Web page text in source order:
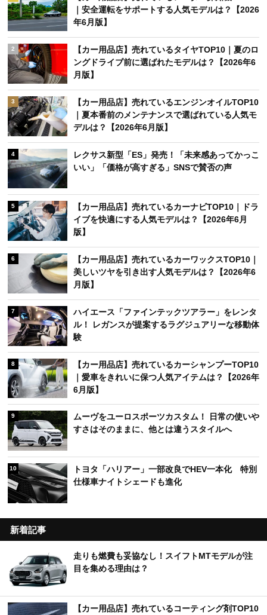
｜安全運転をサポートする人気モデルは？【2026
年6月版】
2
【カー用品店】売れているタイヤTOP10｜夏のロ
ングドライブ前に選ばれたモデルは？【2026年6
月版】
3
【カー用品店】売れているエンジンオイルTOP10
｜夏本番前のメンテナンスで選ばれている人気モ
デルは？【2026年6月版】
4
レクサス新型「ES」発売！「未来感あってかっこ
いい」「価格が高すぎる」SNSで賛否の声
5
【カー用品店】売れているカーナビTOP10｜ドラ
イブを快適にする人気モデルは？【2026年6月
版】
6
【カー用品店】売れているカーワックスTOP10｜
美しいツヤを引き出す人気モデルは？【2026年6
月版】
7
ハイエース「ファインテックツアラー」をレンタ
ル！ レガンスが提案するラグジュアリーな移動体
験
8
【カー用品店】売れているカーシャンプーTOP10
｜愛車をきれいに保つ人気アイテムは？【2026年
6月版】
9
ムーヴをユーロスポーツカスタム！ 日常の使いや
すさはそのままに、他とは違うスタイルへ
10
トヨタ「ハリアー」一部改良でHEV一本化 特別
仕様車ナイトシェードも進化
新着記事
走りも燃費も妥協なし！スイフトMTモデルが注
目を集める理由は？
【カー用品店】売れているコーティング剤TOP10